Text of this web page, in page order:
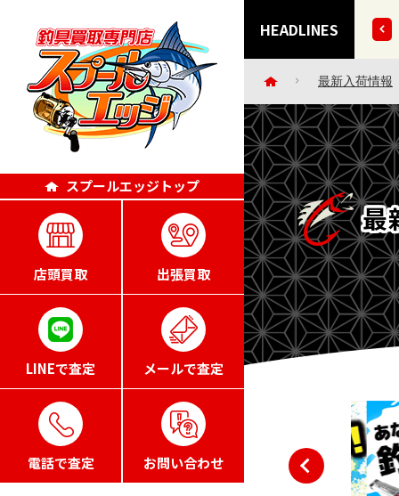
スプールエッジトップ
店頭買取 出張買取
LINEで査定 メールで査定
電話で査定 お問い合わせ
HEADLINES
ど 35点掲載いたしました!!
最新入荷情報
最